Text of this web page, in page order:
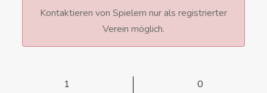
Kontaktieren von Spielern nur als registrierter
Verein möglich.
1
0